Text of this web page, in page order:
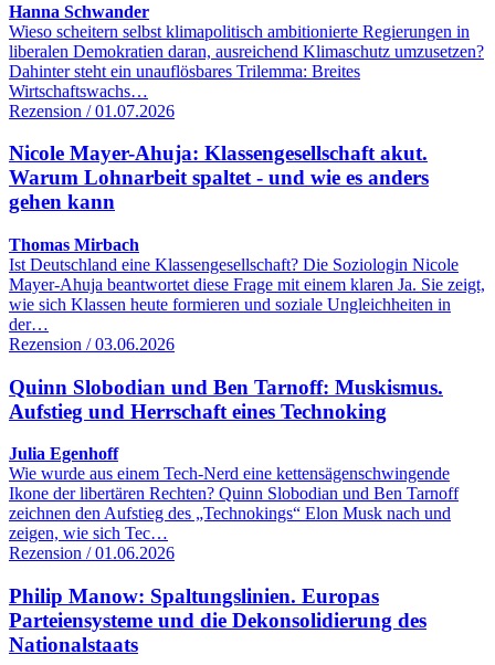
Hanna Schwander
Wieso scheitern selbst klimapolitisch ambitionierte Regierungen in
liberalen Demokratien daran, ausreichend Klimaschutz umzusetzen?
Dahinter steht ein unauflösbares Trilemma: Breites
Wirtschaftswachs…
Rezension / 01.07.2026
Nicole Mayer-Ahuja: Klassengesellschaft akut.
Warum Lohnarbeit spaltet - und wie es anders
gehen kann
Thomas Mirbach
Ist Deutschland eine Klassengesellschaft? Die Soziologin Nicole
Mayer-Ahuja beantwortet diese Frage mit einem klaren Ja. Sie zeigt,
wie sich Klassen heute formieren und soziale Ungleichheiten in
der…
Rezension / 03.06.2026
Quinn Slobodian und Ben Tarnoff: Muskismus.
Aufstieg und Herrschaft eines Technoking
Julia Egenhoff
Wie wurde aus einem Tech-Nerd eine kettensägenschwingende
Ikone der libertären Rechten? Quinn Slobodian und Ben Tarnoff
zeichnen den Aufstieg des „Technokings“ Elon Musk nach und
zeigen, wie sich Tec…
Rezension / 01.06.2026
Philip Manow: Spaltungslinien. Europas
Parteiensysteme und die Dekonsolidierung des
Nationalstaats